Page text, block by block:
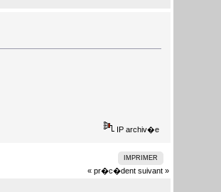
IP archiv�e
IMPRIMER
« pr�c�dent suivant »